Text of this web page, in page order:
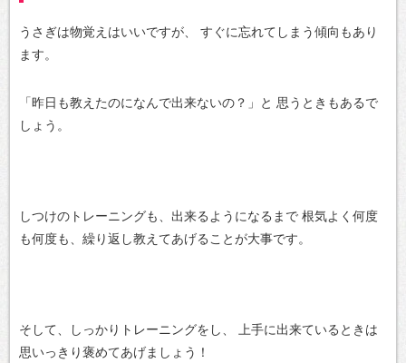
うさぎは物覚えはいいですが、
すぐに忘れてしまう傾向もあり
ます。
「昨日も教えたのになんで出来ないの？」と 思うときもあるで
しょう。
しつけのトレーニングも、出来るようになるまで 根気よく何度
も何度も、繰り返し教えてあげることが大事です。
そして、しっかりトレーニングをし、
上手に出来ているときは
思いっきり褒めてあげましょう！